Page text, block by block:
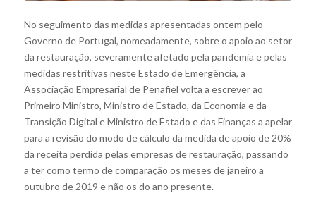
No seguimento das medidas apresentadas ontem pelo
Governo de Portugal, nomeadamente, sobre o apoio ao setor
da restauração, severamente afetado pela pandemia e pelas
medidas restritivas neste Estado de Emergência, a
Associação Empresarial de Penafiel volta a escrever ao
Primeiro Ministro, Ministro de Estado, da Economia e da
Transição Digital e Ministro de Estado e das Finanças a apelar
para a revisão do modo de cálculo da medida de apoio de 20%
da receita perdida pelas empresas de restauração, passando
a ter como termo de comparação os meses de janeiro a
outubro de 2019 e não os do ano presente.